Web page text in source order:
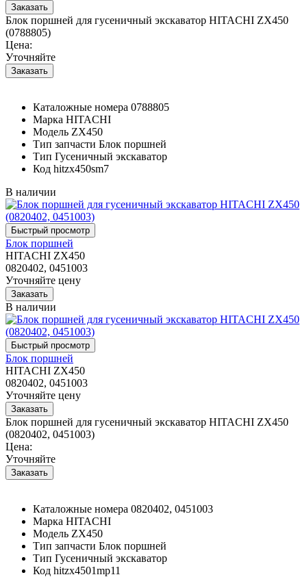
Блок поршней для гусеничный экскаватор HITACHI ZX450
(0788805)
Цена:
Уточняйте
Каталожные номера 0788805
Марка HITACHI
Модель ZX450
Тип запчасти Блок поршней
Тип Гусеничный экскаватор
Код hitzx450sm7
В наличии
Блок поршней
HITACHI ZX450
0820402, 0451003
Уточняйте цену
В наличии
Блок поршней
HITACHI ZX450
0820402, 0451003
Уточняйте цену
Блок поршней для гусеничный экскаватор HITACHI ZX450
(0820402, 0451003)
Цена:
Уточняйте
Каталожные номера 0820402, 0451003
Марка HITACHI
Модель ZX450
Тип запчасти Блок поршней
Тип Гусеничный экскаватор
Код hitzx4501mp11